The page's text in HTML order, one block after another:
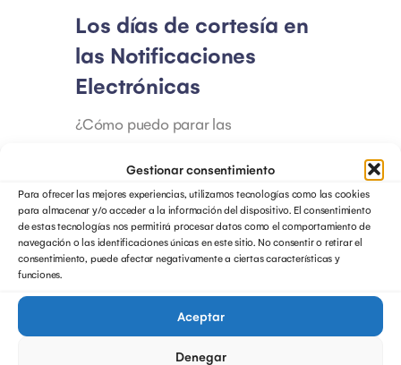
Gestionar consentimiento
Para ofrecer las mejores experiencias, utilizamos tecnologías como las cookies
para almacenar y/o acceder a la información del dispositivo. El consentimiento
de estas tecnologías nos permitirá procesar datos como el comportamiento de
navegación o las identificaciones únicas en este sitio. No consentir o retirar el
consentimiento, puede afectar negativamente a ciertas características y
funciones.
Aceptar
Denegar
Los días de cortesía en
las Notificaciones
Electrónicas
¿Cómo puedo parar las
vacaciones? Llegan las vacaciones y
la tan deseada…
Dudas sobre notificaciones electrónicas
¿Cómo acceder al
contenido de las